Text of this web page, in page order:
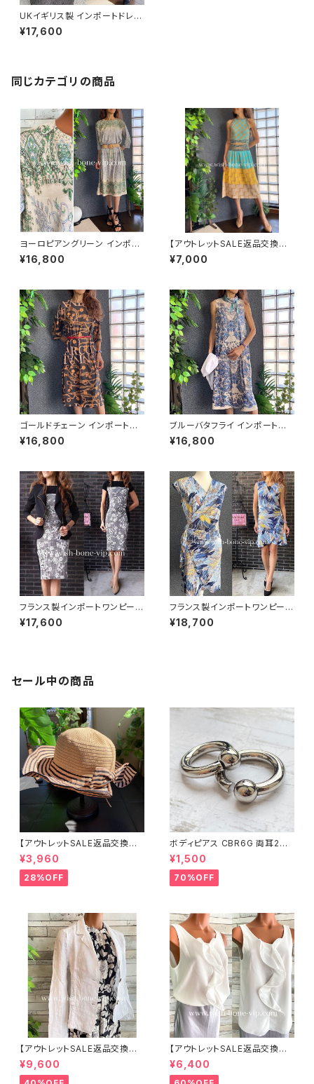
UKイギリス製 インポートドレ
ス・総レース タイトワンピース・
パーティー・二次会ドレス ひざ
¥17,600
同じカテゴリの商品
ヨーロピアングリーン インポー
トワンピース｜ストレッチジャー
ジ 七分袖ワンピース｜グリーン
¥16,800
【アウトレットSALE返品交換不
可8/20まで】ホルターネック＆
厚手ニットワンピース｜切り替え
¥7,000
ゴールドチェーン インポートワ
ンピース｜ストレッチジャージ
七分袖ワンピース｜ブラック
¥16,800
ブルーバタフライ インポートワ
ンピース｜ストレッチジャージミ
モレ・ミディ丈ワンピース｜ブル
¥16,800
フランス製インポートワンピース
｜LONKEL PARIS｜タイトワン
ピース｜ジャージワンピース/白
¥17,600
フランス製インポートワンピース
｜FIFILLES de PARIS フィフィ
ーユ・パリ｜プリントワンピース
¥18,700
セール中の商品
【アウトレットSALE返品交換不
可8/20まで】つば広サマーハッ
ト・通気性・軽量 ワイヤー入りハ
ット ボーダー＆BIGリボン・女優
帽 UV/紫外線対策 レディースハ
¥3,960
28%OFF
ボディピアス CBR6G 両耳2個
セット 1ボール ネジ式 簡単脱着
サージカルステンレス NY直輸
入
¥1,500
70%OFF
【アウトレットSALE返品交換不
可8/20まで】イタリア製サマー
ジャケット｜Made in ITALY｜
リネン麻 飾りエリ ジャケット/ホ
¥9,600
【アウトレットSALE返品交換不
可8/20まで】イタリア製 CASA
DEILUCA ITALY｜前フリル＆B
IGフリルトップス /ホワイト
¥6,400